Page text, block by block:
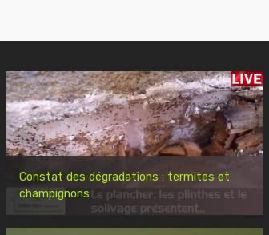
Constat des dégradations : termites et
champignons